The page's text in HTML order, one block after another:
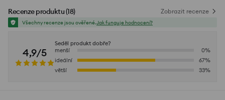
Recenze produktu(18) Zobrazit recenze
Všechny recenze jsou ověřené.Jak funguje hodnocení?
4,9/5
Seděl produkt dobře?
menší
0%
ideální
67%
větší
33%